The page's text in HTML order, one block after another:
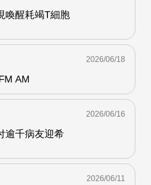
喚醒耗竭T細胞
AM
2026/06/18
逾千病友迎希
2026/06/16
2026/06/11